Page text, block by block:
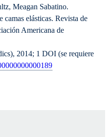
Meagan Sabatino.
camas elásticas. Revista de
Americana de
2014; 1 DOI (se requiere